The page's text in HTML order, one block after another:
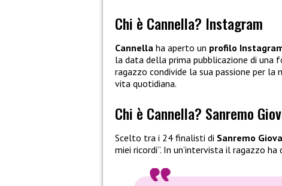
Chi è Cannella? Instagram
Cannella ha aperto un profilo
la data della prima pubblicazione di
ragazzo condivide la sua passione per
vita quotidiana.
Chi è Cannella? Sanremo
Scelto tra i 24 finalisti di Sanremo
miei ricordi”. In un’intervista il ragazzo ha